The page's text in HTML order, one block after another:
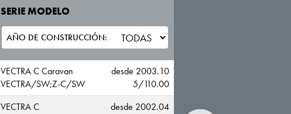
SERIE MODELO
VECTRA C Caravan
VECTRA/SW;Z-C/SW
desde 2003.10
5/110.00
VECTRA C
desde 2002.04